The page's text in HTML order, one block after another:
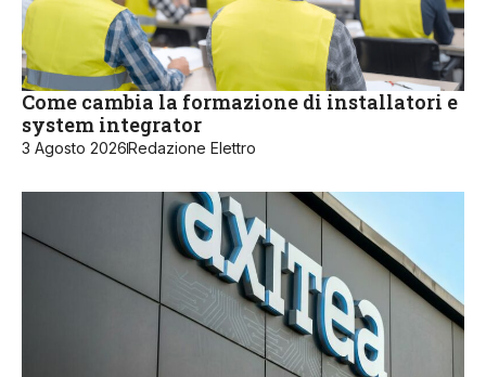
Come cambia la formazione di installatori e
system integrator
3 Agosto 2026Redazione Elettro